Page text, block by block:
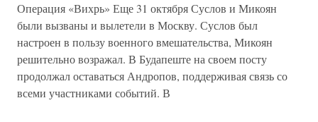
Операция «Вихрь» Еще 31 октября Суслов и Микоян
были вызваны и вылетели в Москву. Суслов был
настроен в пользу военного вмешательства, Микоян
решительно возражал. В Будапеште на своем посту
продолжал оставаться Андропов, поддерживая связь со
всеми участниками событий. В